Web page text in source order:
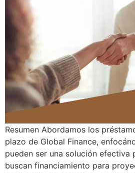
Resumen Abordamos los
plazo de Global Finance,
pueden ser una solución efectiva
buscan financiamiento para